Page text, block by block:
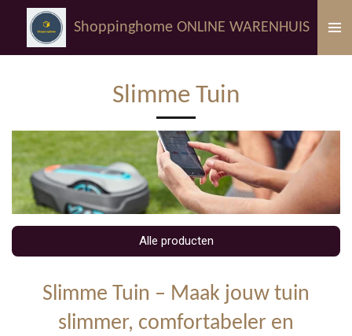
direct
naar
Shoppinghome ONLINE WARENHUIS
Slimme Tuin
Alle producten
Slimme Tuin – Maak jouw tuin
slimmer, comfortabeler en